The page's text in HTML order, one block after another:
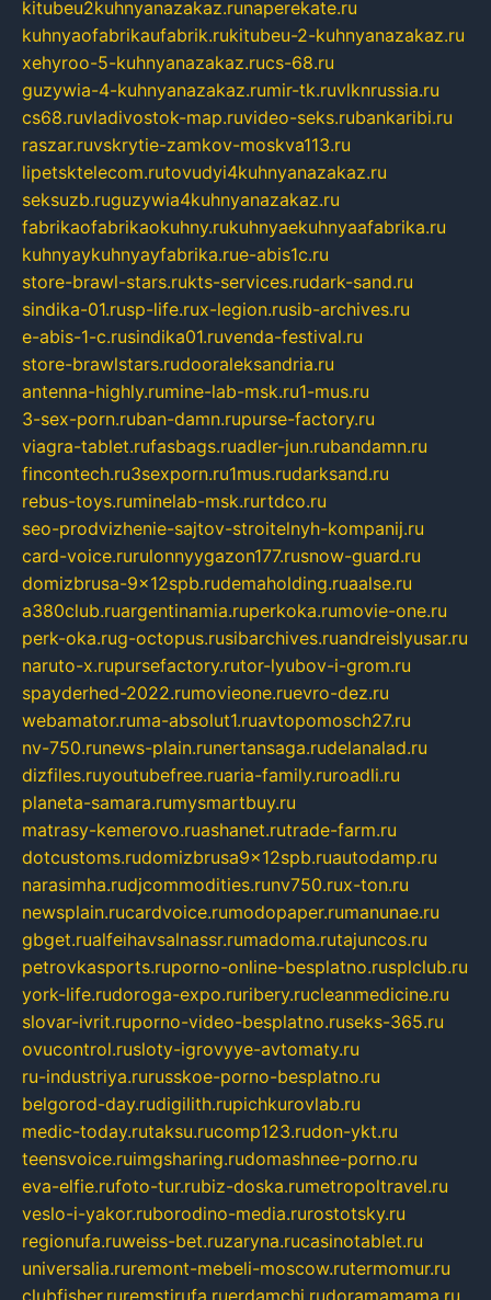
kitubeu2kuhnyanazakaz.runaperekate.ru
kuhnyaofabrikaufabrik.rukitubeu-2-kuhnyanazakaz.ru
xehyroo-5-kuhnyanazakaz.rucs-68.ru
guzywia-4-kuhnyanazakaz.rumir-tk.ruvlknrussia.ru
cs68.ruvladivostok-map.ruvideo-seks.rubankaribi.ru
raszar.ruvskrytie-zamkov-moskva113.ru
lipetsktelecom.rutovudyi4kuhnyanazakaz.ru
seksuzb.ruguzywia4kuhnyanazakaz.ru
fabrikaofabrikaokuhny.rukuhnyaekuhnyaafabrika.ru
kuhnyaykuhnyayfabrika.rue-abis1c.ru
store-brawl-stars.rukts-services.rudark-sand.ru
sindika-01.rusp-life.rux-legion.rusib-archives.ru
e-abis-1-c.rusindika01.ruvenda-festival.ru
store-brawlstars.rudooraleksandria.ru
antenna-highly.rumine-lab-msk.ru1-mus.ru
3-sex-porn.ruban-damn.rupurse-factory.ru
viagra-tablet.rufasbags.ruadler-jun.rubandamn.ru
fincontech.ru3sexporn.ru1mus.rudarksand.ru
rebus-toys.ruminelab-msk.rurtdco.ru
seo-prodvizhenie-sajtov-stroitelnyh-kompanij.ru
card-voice.rurulonnyygazon177.rusnow-guard.ru
domizbrusa-9x12spb.rudemaholding.ruaalse.ru
a380club.ruargentinamia.ruperkoka.rumovie-one.ru
perk-oka.rug-octopus.rusibarchives.ruandreislyusar.ru
naruto-x.rupursefactory.rutor-lyubov-i-grom.ru
spayderhed-2022.rumovieone.ruevro-dez.ru
webamator.ruma-absolut1.ruavtopomosch27.ru
nv-750.runews-plain.runertansaga.rudelanalad.ru
dizfiles.ruyoutubefree.ruaria-family.ruroadli.ru
planeta-samara.rumysmartbuy.ru
matrasy-kemerovo.ruashanet.rutrade-farm.ru
dotcustoms.rudomizbrusa9x12spb.ruautodamp.ru
narasimha.rudjcommodities.runv750.rux-ton.ru
newsplain.rucardvoice.rumodopaper.rumanunae.ru
gbget.rualfeihavsalnassr.rumadoma.rutajuncos.ru
petrovkasports.ruporno-online-besplatno.rusplclub.ru
york-life.rudoroga-expo.ruribery.rucleanmedicine.ru
slovar-ivrit.ruporno-video-besplatno.ruseks-365.ru
ovucontrol.rusloty-igrovyye-avtomaty.ru
ru-industriya.rurusskoe-porno-besplatno.ru
belgorod-day.rudigilith.rupichkurovlab.ru
medic-today.rutaksu.rucomp123.rudon-ykt.ru
teensvoice.ruimgsharing.rudomashnee-porno.ru
eva-elfie.rufoto-tur.rubiz-doska.rumetropoltravel.ru
veslo-i-yakor.ruborodino-media.rurostotsky.ru
regionufa.ruweiss-bet.ruzaryna.rucasinotablet.ru
universalia.ruremont-mebeli-moscow.rutermomur.ru
clubfisher.ruremstirufa.ruerdamchi.rudoramamama.ru